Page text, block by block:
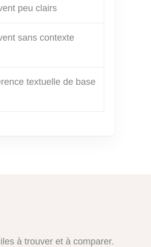
peu clairs
sans contexte
textuelle de base
à trouver et à comparer.